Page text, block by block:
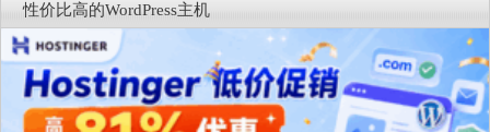
性价比高的WordPress主机